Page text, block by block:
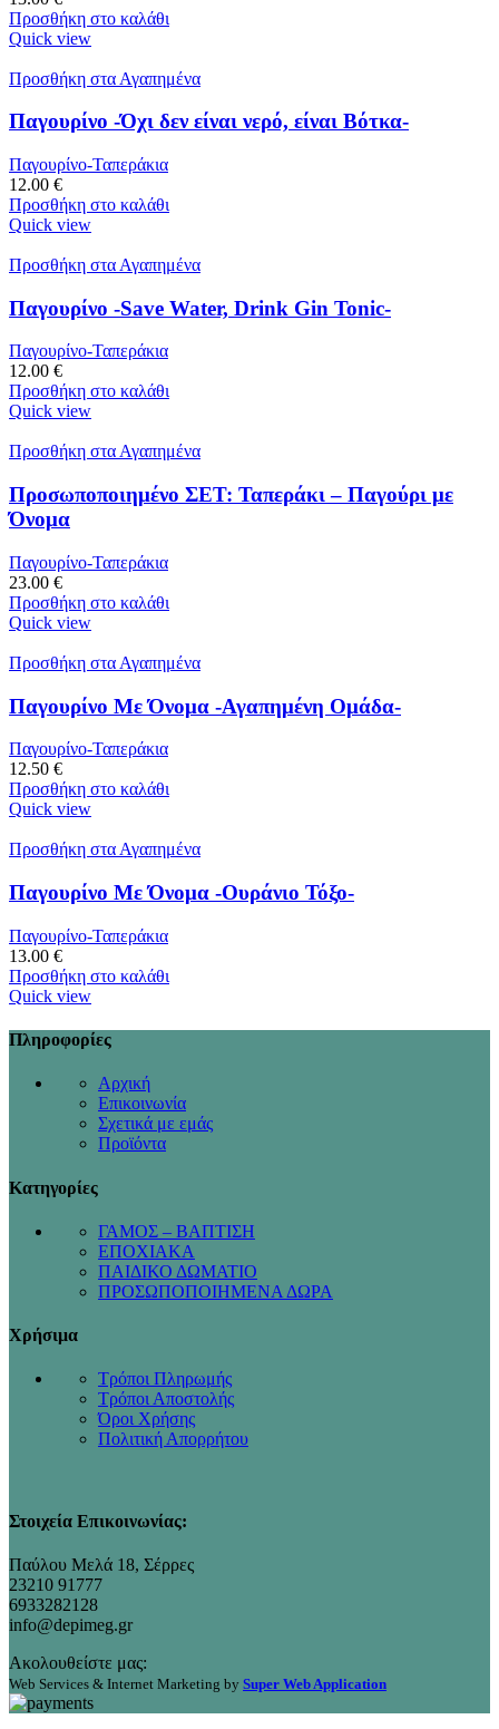
Προσθήκη στο καλάθι
Quick view
Προσθήκη στα Αγαπημένα
Παγουρίνο -Όχι δεν είναι νερό, είναι Βότκα-
Παγουρίνο-Ταπεράκια
12.00 €
Προσθήκη στο καλάθι
Quick view
Προσθήκη στα Αγαπημένα
Παγουρίνο -Save Water, Drink Gin Tonic-
Παγουρίνο-Ταπεράκια
12.00 €
Προσθήκη στο καλάθι
Quick view
Προσθήκη στα Αγαπημένα
Προσωποποιημένο ΣΕΤ: Ταπεράκι – Παγούρι με
Όνομα
Παγουρίνο-Ταπεράκια
23.00 €
Προσθήκη στο καλάθι
Quick view
Προσθήκη στα Αγαπημένα
Παγουρίνο Με Όνομα -Αγαπημένη Ομάδα-
Παγουρίνο-Ταπεράκια
12.50 €
Προσθήκη στο καλάθι
Quick view
Προσθήκη στα Αγαπημένα
Παγουρίνο Με Όνομα -Ουράνιο Τόξο-
Παγουρίνο-Ταπεράκια
13.00 €
Προσθήκη στο καλάθι
Quick view
Πληροφορίες
Αρχική
Επικοινωνία
Σχετικά με εμάς
Προϊόντα
Κατηγορίες
ΓΑΜΟΣ – ΒΑΠΤΙΣΗ
ΕΠΟΧΙΑΚΑ
ΠΑΙΔΙΚΟ ΔΩΜΑΤΙΟ
ΠΡΟΣΩΠΟΠΟΙΗΜΕΝΑ ΔΩΡΑ
Χρήσιμα
Τρόποι Πληρωμής
Τρόποι Αποστολής
Όροι Χρήσης
Πολιτική Απορρήτου
Στοιχεία Επικοινωνίας:
Παύλου Μελά 18, Σέρρες
23210 91777
6933282128
info@depimeg.gr
Ακολουθείστε μας:
Web Services & Internet Marketing by Super Web Application